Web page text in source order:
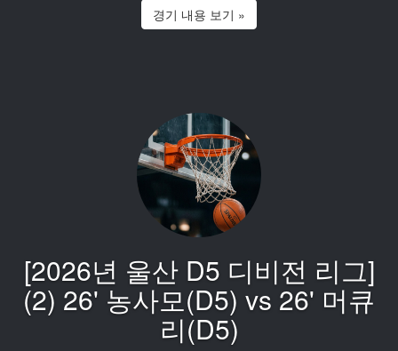
경기 내용 보기 »
[2026년 울산 D5 디비전 리그]
(2) 26' 농사모(D5) vs 26' 머큐
리(D5)